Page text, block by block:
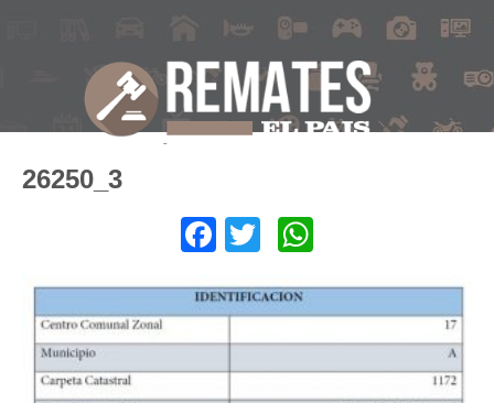
26250_3
Facebook
Twitter